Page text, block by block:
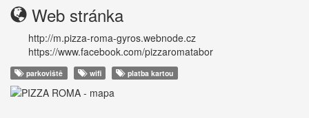
Web stránka
http://m.pizza-roma-gyros.webnode.cz
https://www.facebook.com/pizzaromatabor
parkoviště wifi platba kartou